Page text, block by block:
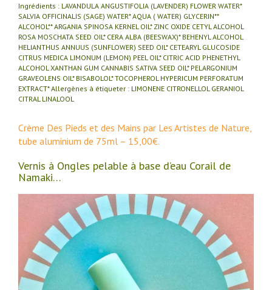
Ingrédients : LAVANDULA ANGUSTIFOLIA (LAVENDER) FLOWER WATER*
SALVIA OFFICINALIS (SAGE) WATER* AQUA ( WATER) GLYCERIN**
ALCOHOL** ARGANIA SPINOSA KERNEL OIL* ZINC OXIDE CETYL ALCOHOL
ROSA MOSCHATA SEED OIL* CERA ALBA (BEESWAX)* BEHENYL ALCOHOL
HELIANTHUS ANNUUS (SUNFLOWER) SEED OIL* CETEARYL GLUCOSIDE
CITRUS MEDICA LIMONUM (LEMON) PEEL OIL* CITRIC ACID PHENETHYL
ALCOHOL XANTHAN GUM CANNABIS SATIVA SEED OIL* PELARGONIUM
GRAVEOLENS OIL* BISABOLOL* TOCOPHEROL HYPERICUM PERFORATUM
EXTRACT* Allergènes à étiqueter : LIMONENE CITRONELLOL GERANIOL
CITRAL LINALOOL
Crème Des Pieds et des Mains par Les Artistes de Nature,
tube aluminium de 75ml – 15,00€.
Vernis à Ongles pelable à base d’eau Corail de
Namaki…